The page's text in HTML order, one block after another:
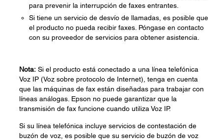
para prevenir la interrupción de faxes entrantes.
Si tiene un servicio de desvío de llamadas, es posible que
el producto no pueda recibir faxes. Póngase en contacto
con su proveedor de servicios para obtener asistencia.
Nota: Si el producto está conectado a una línea telefónica
Voz IP (Voz sobre protocolo de Internet), tenga en cuenta
que las máquinas de fax están diseñadas para trabajar con
líneas análogas. Epson no puede garantizar que la
transmisión de fax funcione cuando utiliza Voz IP.
Si su línea telefónica incluye servicios de contestación de
buzón de voz, es posible que su servicio de buzón de voz